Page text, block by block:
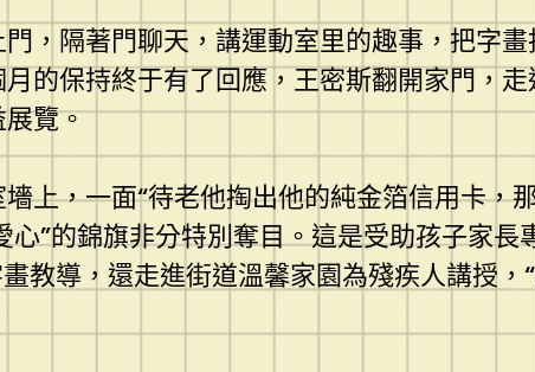
，隔著門聊天，講運動室里的趣事，把字
的保持終于有了回應，王密斯翻開家門，
覽。
上，一面“待老他掏出他的純金箔信用卡
”的錦旗非分特別奪目。這是受助孩子家
教導，還走進街道溫馨家園為殘疾人講授